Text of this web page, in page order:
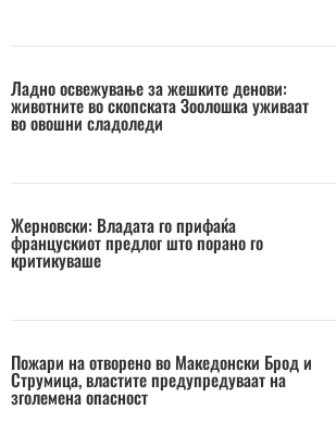
Ладно освежување за жешките денови:
животните во скопската Зоолошка уживаат
во овошни сладоледи
Жерновски: Владата го прифаќа
францускиот предлог што порано го
критикуваше
Пожари на отворено во Македонски Брод и
Струмица, властите предупредуваат на
зголемена опасност